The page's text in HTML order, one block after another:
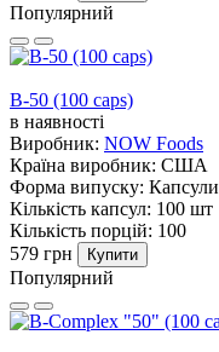
Популярний
B-50 (100 caps)
в наявності
Виробник: NOW Foods
Країна виробник: США
Форма випуску: Капсули
Кількість капсул: 100 шт
Кількість порцій: 100
579 грн
Купити
Популярний